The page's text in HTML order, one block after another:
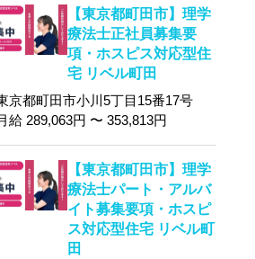
【東京都町田市】理学
療法士正社員募集要
項・ホスピス対応型住
宅 リベル町田
京都町田市小川5丁目15番17号
給 289,063円 〜 353,813円
【東京都町田市】理学
療法士パート・アルバ
イト募集要項・ホスピ
ス対応型住宅 リベル町
田